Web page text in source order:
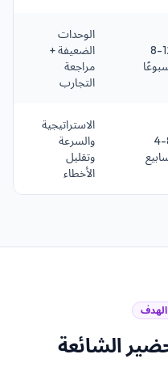
8-
الوحدات
الضعيفة +
مراجعة
التجارب
4-
الاستراتيجية
والسرعة
وتقليل
الأخطاء
الشائعة